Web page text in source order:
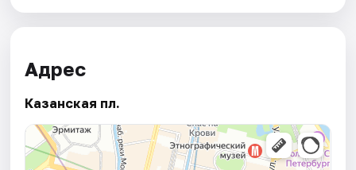
Адрес
Казанская пл.